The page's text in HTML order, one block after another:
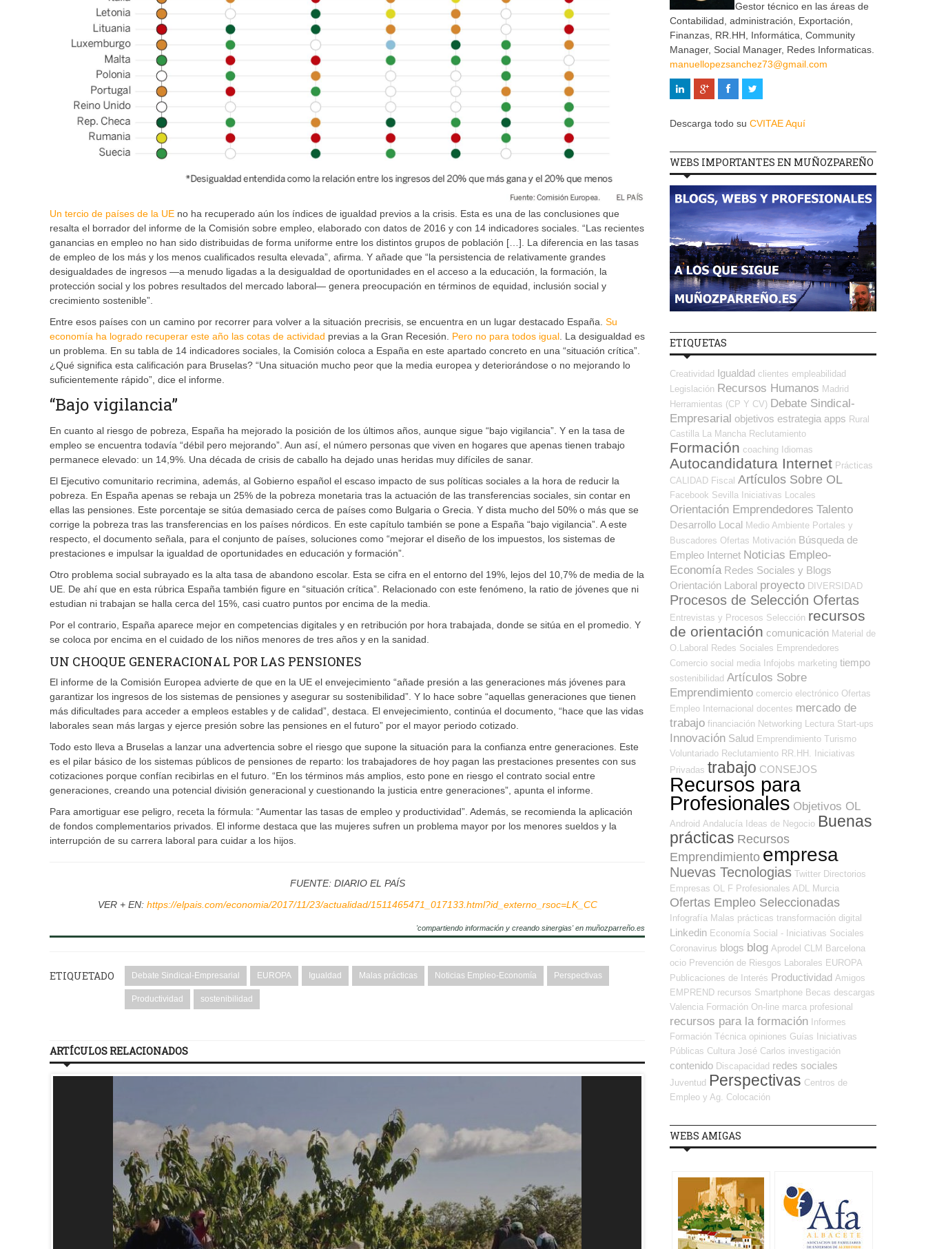
Un tercio de países de la UE no ha recuperado aún los índices de igualdad previos a la crisis. Esta es una de las conclusiones que
resalta el borrador del informe de la Comisión sobre empleo, elaborado con datos de 2016 y con 14 indicadores sociales. “Las recientes
ganancias en empleo no han sido distribuidas de forma uniforme entre los distintos grupos de población […]. La diferencia en las tasas
de empleo de los más y los menos cualificados resulta elevada”, afirma. Y añade que “la persistencia de relativamente grandes
desigualdades de ingresos —a menudo ligadas a la desigualdad de oportunidades en el acceso a la educación, la formación, la
protección social y los pobres resultados del mercado laboral— genera preocupación en términos de equidad, inclusión social y
crecimiento sostenible”.
Entre esos países con un camino por recorrer para volver a la situación precrisis, se encuentra en un lugar destacado España. Su
economía ha logrado recuperar este año las cotas de actividad previas a la Gran Recesión. Pero no para todos igual. La desigualdad es
un problema. En su tabla de 14 indicadores sociales, la Comisión coloca a España en este apartado concreto en una “situación crítica”.
¿Qué significa esta calificación para Bruselas? “Una situación mucho peor que la media europea y deteriorándose o no mejorando lo
suficientemente rápido”, dice el informe.
“Bajo vigilancia”
En cuanto al riesgo de pobreza, España ha mejorado la posición de los últimos años, aunque sigue “bajo vigilancia”. Y en la tasa de
empleo se encuentra todavía “débil pero mejorando”. Aun así, el número personas que viven en hogares que apenas tienen trabajo
permanece elevado: un 14,9%. Una década de crisis de caballo ha dejado unas heridas muy difíciles de sanar.
El Ejecutivo comunitario recrimina, además, al Gobierno español el escaso impacto de sus políticas sociales a la hora de reducir la
pobreza. En España apenas se rebaja un 25% de la pobreza monetaria tras la actuación de las transferencias sociales, sin contar en
ellas las pensiones. Este porcentaje se sitúa demasiado cerca de países como Bulgaria o Grecia. Y dista mucho del 50% o más que se
corrige la pobreza tras las transferencias en los países nórdicos. En este capítulo también se pone a España “bajo vigilancia”. A este
respecto, el documento señala, para el conjunto de países, soluciones como “mejorar el diseño de los impuestos, los sistemas de
prestaciones e impulsar la igualdad de oportunidades en educación y formación”.
Otro problema social subrayado es la alta tasa de abandono escolar. Esta se cifra en el entorno del 19%, lejos del 10,7% de media de la
UE. De ahí que en esta rúbrica España también figure en “situación crítica”. Relacionado con este fenómeno, la ratio de jóvenes que ni
estudian ni trabajan se halla cerca del 15%, casi cuatro puntos por encima de la media.
Por el contrario, España aparece mejor en competencias digitales y en retribución por hora trabajada, donde se sitúa en el promedio. Y
se coloca por encima en el cuidado de los niños menores de tres años y en la sanidad.
UN CHOQUE GENERACIONAL POR LAS PENSIONES
El informe de la Comisión Europea advierte de que en la UE el envejecimiento “añade presión a las generaciones más jóvenes para
garantizar los ingresos de los sistemas de pensiones y asegurar su sostenibilidad”. Y lo hace sobre “aquellas generaciones que tienen
más dificultades para acceder a empleos estables y de calidad”, destaca. El envejecimiento, continúa el documento, “hace que las vidas
laborales sean más largas y ejerce presión sobre las pensiones en el futuro” por el mayor periodo cotizado.
Todo esto lleva a Bruselas a lanzar una advertencia sobre el riesgo que supone la situación para la confianza entre generaciones. Este
es el pilar básico de los sistemas públicos de pensiones de reparto: los trabajadores de hoy pagan las prestaciones presentes con sus
cotizaciones porque confían recibirlas en el futuro. “En los términos más amplios, esto pone en riesgo el contrato social entre
generaciones, creando una potencial división generacional y cuestionando la justicia entre generaciones”, apunta el informe.
Para amortiguar ese peligro, receta la fórmula: “Aumentar las tasas de empleo y productividad”. Además, se recomienda la aplicación
de fondos complementarios privados. El informe destaca que las mujeres sufren un problema mayor por los menores sueldos y la
interrupción de su carrera laboral para cuidar a los hijos.
FUENTE: DIARIO EL PAÍS
VER + EN: https://elpais.com/economia/2017/11/23/actualidad/1511465471_017133.html?id_externo_rsoc=LK_CC
'compartiendo información y creando sinergias' en muñozparreño.es
ETIQUETADO Debate Sindical-Empresarial EUROPA Igualdad Malas prácticas Noticias Empleo-Economía Perspectivas
Productividad sostenibilidad
ARTÍCULOS RELACIONADOS
Gestor técnico en las áreas de
Contabilidad, administración, Exportación,
Finanzas, RR.HH, Informática, Community
Manager, Social Manager, Redes Informaticas.
manuellopezsanchez73@gmail.com
Descarga todo su CVITAE Aquí
WEBS IMPORTANTES EN MUÑOZPAREÑO
ETIQUETAS
Creatividad Igualdad clientes empleabilidad
Legislación Recursos Humanos Madrid
Herramientas (CP Y CV) Debate Sindical-
Empresarial objetivos estrategia apps Rural
Castilla La Mancha Reclutamiento
Formación coaching Idiomas
Autocandidatura Internet Prácticas
CALIDAD Fiscal Artículos Sobre OL
Facebook Sevilla Iniciativas Locales
Orientación Emprendedores Talento
Desarrollo Local Medio Ambiente Portales y
Buscadores Ofertas Motivación Búsqueda de
Empleo Internet Noticias Empleo-
Economía Redes Sociales y Blogs
Orientación Laboral proyecto DIVERSIDAD
Procesos de Selección Ofertas
Entrevistas y Procesos Selección recursos
de orientación comunicación Material de
O.Laboral
Redes Sociales Emprendedores
Comercio social media Infojobs marketing tiempo
sostenibilidad Artículos Sobre
Emprendimiento comercio electrónico Ofertas
Empleo Internacional docentes mercado de
trabajo financiación Networking Lectura Start-ups
Innovación Salud Emprendimiento Turismo
Voluntariado Reclutamiento RR.HH.
Iniciativas
Privadas trabajo CONSEJOS
Recursos para
Profesionales Objetivos OL
Android Andalucía Ideas de Negocio Buenas
prácticas Recursos
Emprendimiento empresa
Nuevas Tecnologias Twitter Directorios
Empresas OL
F Profesionales ADL Murcia
Ofertas Empleo Seleccionadas
Infografía Malas prácticas transformación digital
Linkedin Economía Social - Iniciativas Sociales
Coronavirus blogs blog Aprodel CLM Barcelona
ocio Prevención de Riesgos Laborales EUROPA
Publicaciones de Interés Productividad Amigos
EMPREND recursos Smartphone Becas descargas
Valencia Formación On-line marca profesional
recursos para la formación Informes
Formación Técnica opiniones Guías
Iniciativas
Públicas Cultura José Carlos investigación
contenido Discapacidad redes sociales
Juventud Perspectivas Centros de
Empleo y Ag. Colocación
WEBS AMIGAS